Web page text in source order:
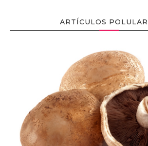
ARTÍCULOS